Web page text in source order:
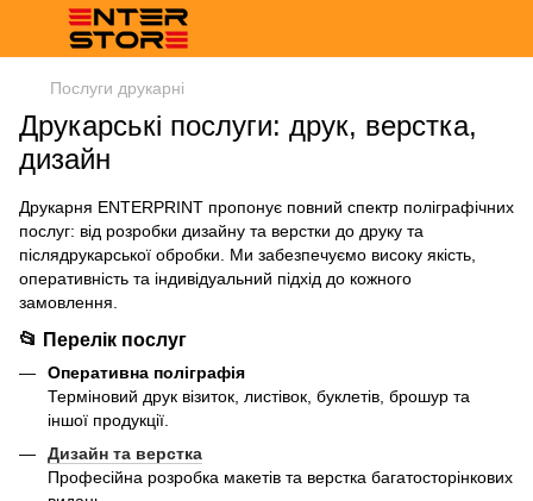
Послуги друкарні
Друкарські послуги: друк, верстка,
дизайн
Друкарня ENTERPRINT пропонує повний спектр поліграфічних
послуг: від розробки дизайну та верстки до друку та
післядрукарської обробки. Ми забезпечуємо високу якість,
оперативність та індивідуальний підхід до кожного
замовлення.​
📂 Перелік послуг
Оперативна поліграфія
Терміновий друк візиток, листівок, буклетів, брошур та
іншої продукції.
Дизайн та верстка
Професійна розробка макетів та верстка багатосторінкових